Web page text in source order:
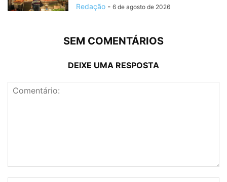
Redação - 6 de agosto de 2026
SEM COMENTÁRIOS
DEIXE UMA RESPOSTA